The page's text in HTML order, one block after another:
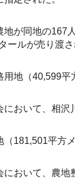
地が同地の167
ールが売り渡さ
地（40,599平
において、相沢
181,501平方
において、農地